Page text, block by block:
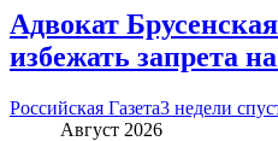
Адвокат
избежать запрета
Российская Газета3 недели
Август 2026